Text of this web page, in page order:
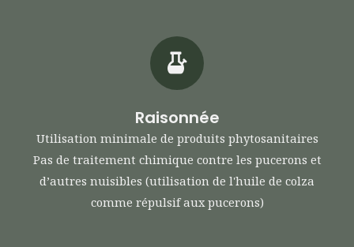
Raisonnée
Utilisation minimale de produits phytosanitaires
Pas de traitement chimique contre les pucerons et
d’autres nuisibles (utilisation de l'huile de colza
comme répulsif aux pucerons)